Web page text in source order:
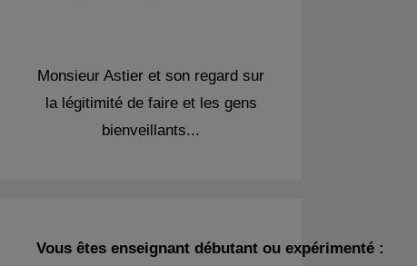
Monsieur Astier et son regard sur
la légitimité de faire et les gens
bienveillants...
Vous êtes enseignant débutant ou expérimenté :